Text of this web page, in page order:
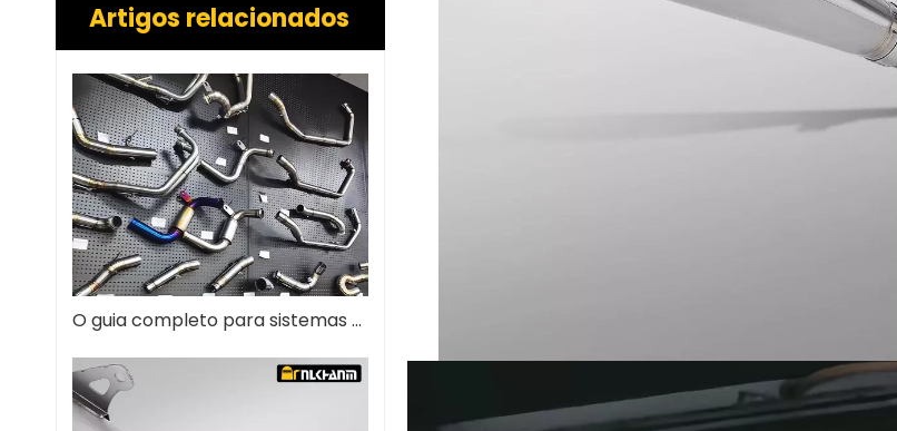
Artigos relacionados
O guia completo para sistemas de escapamento de motocicleta